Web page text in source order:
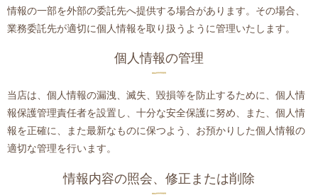
情報の一部を外部の委託先へ提供する場合があります。その場合、
業務委託先が適切に個人情報を取り扱うように管理いたします。
個人情報の管理
当店は、個人情報の漏洩、滅失、毀損等を防止するために、個人情
報保護管理責任者を設置し、十分な安全保護に努め、また、個人情
報を正確に、また最新なものに保つよう、お預かりした個人情報の
適切な管理を行います。
情報内容の照会、修正または削除